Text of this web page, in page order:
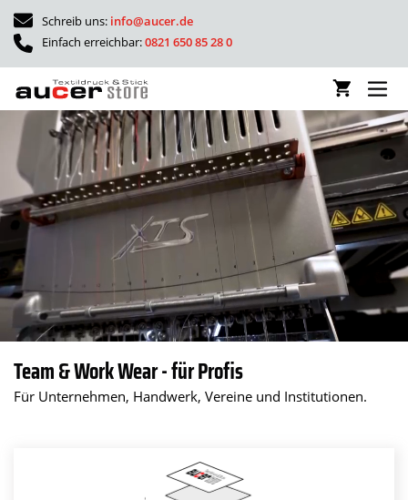
Schreib uns: info@aucer.de
Einfach erreichbar:0821 650 85 28 0
Team & Work Wear - für Profis
Für Unternehmen, Handwerk, Vereine und Institutionen.